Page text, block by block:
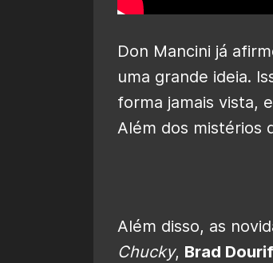
Don Mancini já
uma grande ideia.
forma jamais vista,
Além dos mistérios
Além disso, as
Chucky, Brad Dourif